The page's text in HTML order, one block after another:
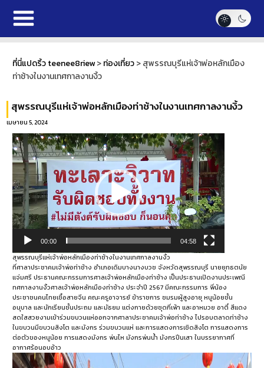
ที่นี่แปดริ้ว teenee8riew>ท่องเที่ยว>สุพรรณบุรีแห่เจ้าพ่อหลักเมือง
ท่าช้างในงานเทศกาลงานงิ้ว
สุพรรณบุรีแห่เจ้าพ่อหลักเมืองท่าช้างในงานเทศกาลงานงิ้ว
เมษายน 5, 2024
ตัว
เล่น
ไฟล์
วิดีโอ
00:00 04:58
สุพรรณบุรีแห่เจ้าพ่อหลักเมืองท่าช้างในงานเทศกาลงานงิ้ว
ที่ศาลาประชาคมเจ้าพ่อท่าช้าง อำเภอเดิมบางนางบวช จังหวัดสุพรรณบุรี นายยุทธตนัย
แจ่มศรี ประธานคณะกรรมการศาลเจ้าพ่อหลักเมืองท่าช้าง เป็นประธานเปิดงานประเพณี
ทศกาลงานงิ้วศาลเจ้าพ่อหลักเมืองท่าช้าง ประจำปี 2567 มีคณะกรรมการ พี่น้อง
ประชาชนคนไทยเชื้อสายจีน คณะครูอาจารย์ ข้าราชการ ชมรมผู้สูงอายุ หนูน้อยชั้น
อนุบาล และนักเรียนชั้นประถม และมัธยม แต่งกายด้วยชุดกี่เพ้า และอาหมวย อาตี๋ สีแดง
สดใสสวยงามเข้าร่วมขบวนแห่ออกจากศาลาประชาคมเจ้าพ่อท่าช้าง ไปรอบตลาดท่าช้าง
ในขบวนมีขบวนสิงโต และมังกร ร่วมขบวนแห่ และการแสดงการเชิดสิงโต การแสดงการ
ต่อตัวของหนูน้อย การแสดงมังกร พ่นไห มังกรพ่นน้ำ มังกรปีนเสา ในบรรยากาศที่
อากาศร้อนอบอ้าว